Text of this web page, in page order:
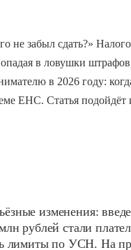
не забыл сдать?»
в ловушки
в 2026 году:
ЕНС. Статья подойдёт
изменения:
рублей стали
лимиты по УСН. На